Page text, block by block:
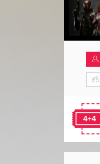
4+4